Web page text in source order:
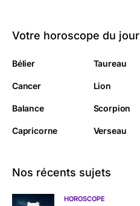
Votre horoscope du jour
Bélier Taureau
Cancer Lion
Balance Scorpion
Capricorne Verseau
Nos récents sujets
HOROSCOPE